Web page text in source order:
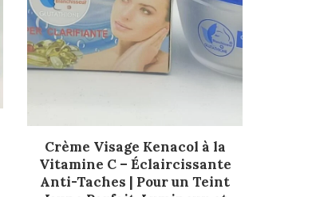
AJOUTER AU PANIER
Crème Visage Kenacol à la
Vitamine C – Éclaircissante
Anti-Taches | Pour un Teint